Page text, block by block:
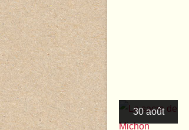
30 août